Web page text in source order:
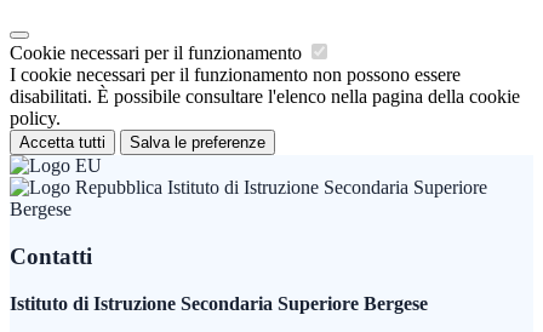
Cookie necessari per il funzionamento
I cookie necessari per il funzionamento non possono essere
disabilitati. È possibile consultare l'elenco nella pagina della cookie
policy.
Accetta tutti Salva le preferenze
Istituto di Istruzione Secondaria Superiore
Bergese
Contatti
Istituto di Istruzione Secondaria Superiore Bergese